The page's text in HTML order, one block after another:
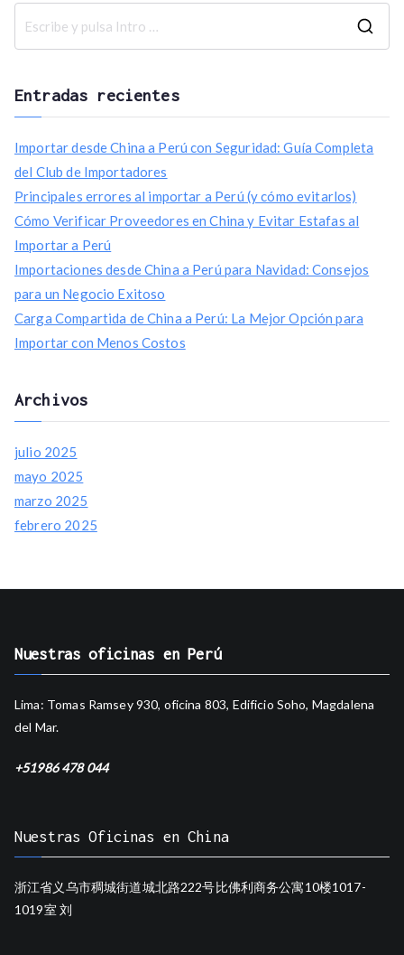
Entradas recientes
Importar desde China a Perú con Seguridad: Guía Completa
del Club de Importadores
Principales errores al importar a Perú (y cómo evitarlos)
Cómo Verificar Proveedores en China y Evitar Estafas al
Importar a Perú
Importaciones desde China a Perú para Navidad: Consejos
para un Negocio Exitoso
Carga Compartida de China a Perú: La Mejor Opción para
Importar con Menos Costos
Archivos
julio 2025
mayo 2025
marzo 2025
febrero 2025
Nuestras oficinas en Perú
Lima: Tomas Ramsey 930, oficina 803, Edificio Soho, Magdalena
del Mar.
+51986 478 044
Nuestras Oficinas en China
浙江省义乌市稠城街道城北路222号比佛利商务公寓10楼1017-
1019室 刘